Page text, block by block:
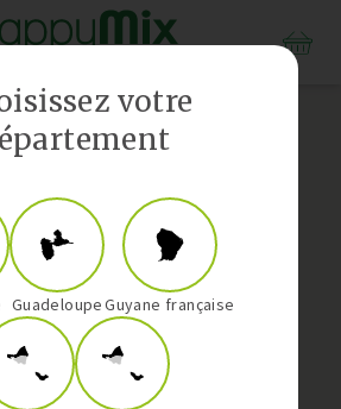
votre
GuadeloupeGuyane française